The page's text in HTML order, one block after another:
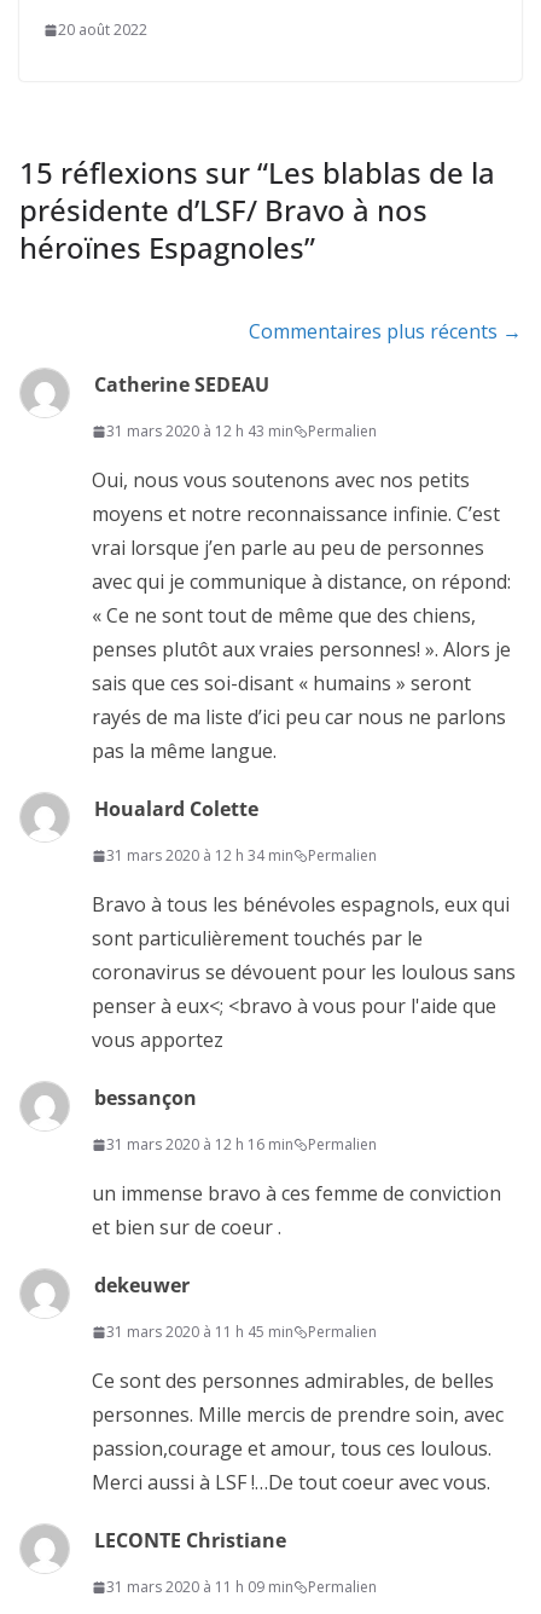
20 août 2022
15 réflexions sur “Les blablas de la
présidente d’LSF/ Bravo à nos
héroïnes Espagnoles”
de
commentaire
Commentaires plus récents →
Catherine SEDEAU
31 mars 2020 à 12 h 43 min Permalien
Oui, nous vous soutenons avec nos petits
moyens et notre reconnaissance infinie. C’est
vrai lorsque j’en parle au peu de personnes
avec qui je communique à distance, on répond:
« Ce ne sont tout de même que des chiens,
penses plutôt aux vraies personnes! ». Alors je
sais que ces soi-disant « humains » seront
rayés de ma liste d’ici peu car nous ne parlons
pas la même langue.
Houalard Colette
31 mars 2020 à 12 h 34 min Permalien
Bravo à tous les bénévoles espagnols, eux qui
sont particulièrement touchés par le
coronavirus se dévouent pour les loulous sans
penser à eux<; <bravo à vous pour l'aide que
vous apportez
bessançon
31 mars 2020 à 12 h 16 min Permalien
un immense bravo à ces femme de conviction
et bien sur de coeur .
dekeuwer
31 mars 2020 à 11 h 45 min Permalien
Ce sont des personnes admirables, de belles
personnes. Mille mercis de prendre soin, avec
passion,courage et amour, tous ces loulous.
Merci aussi à LSF !…De tout coeur avec vous.
LECONTE Christiane
31 mars 2020 à 11 h 09 min Permalien